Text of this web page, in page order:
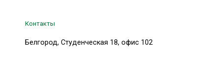
Контакты
Белгород, Студенческая 18, офис 102